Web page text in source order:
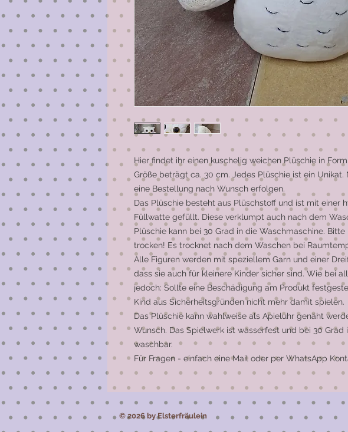
Hier findet ihr einen kuschelig weichen Plüschie in
Größe beträgt ca. 30 cm. Jedes Plüschie ist ein Unikat.
eine Bestellung nach Wunsch erfolgen.
Das Plüschie besteht aus Plüschstoff und ist mit einer
Füllwatte gefüllt. Diese verklumpt auch nach dem
Plüschie kann bei 30 Grad in die Waschmaschine. Bitte
trocken! Es trocknet nach dem Waschen bei
Alle Figuren werden mit speziellem Garn und einer
dass sie auch für kleinere Kinder sicher sind. Wie bei
jedoch: Sollte eine Beschädigung am Produkt
Kind aus Sicherheitsgründen nicht mehr damit spielen.
Das Plüschie kann wahlweise als Apieluhr genäht
Wunsch. Das Spielwerk ist wasserfest und bei 30 Grad
waschbar.
Für Fragen - einfach eine Mail oder per WhatsApp
© 2026 by Elsterfräulein